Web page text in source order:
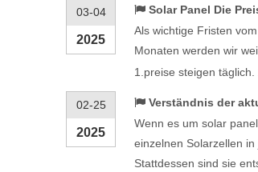
03-04
2025
Solar Panel Die
Als wichtige Fristen
Monaten werden wir
1.preise steigen
02-25
2025
Verständnis der
Wenn es um solar
einzelnen Solarzellen
Stattdessen sind sie